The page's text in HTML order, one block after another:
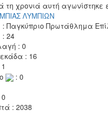
τη χρονιά αυτή αγωνίστηκε
ΛΥΜΠΙΩΝ
: Παγκύπριο Πρωτάθλημα
: 24
: 0
: 16
: 0
: 2038